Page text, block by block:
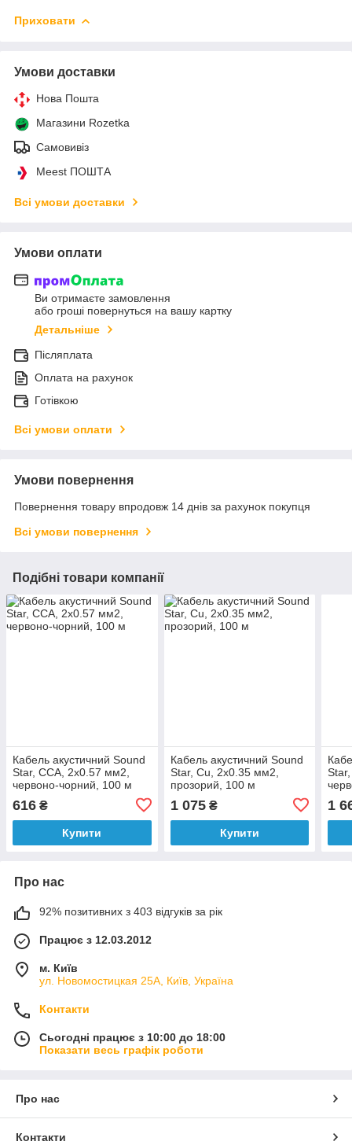
Приховати
Умови доставки
Нова Пошта
Магазини Rozetka
Самовивіз
Meest ПОШТА
Всі умови доставки
Умови оплати
Ви отримаєте замовлення
або гроші повернуться на вашу картку
Детальніше
Післяплата
Оплата на рахунок
Готівкою
Всі умови оплати
Умови повернення
Повернення товару впродовж 14 днів за рахунок покупця
Всі умови повернення
Подібні товари компанії
Кабель акустичний Sound
Star, CCA, 2х0.57 мм2,
червоно-чорний, 100 м
616 ₴
Купити
Кабель акустичний Sound
Star, Cu, 2х0.35 мм2,
прозорий, 100 м
1 075₴
Купити
1
Про нас
92% позитивних з 403 відгуків за рік
Працює з 12.03.2012
м. Київ
ул. Новомостицкая 25А, Київ, Україна
Контакти
Сьогодні працює з 10:00 до 18:00
Показати весь графік роботи
Про нас
Контакти